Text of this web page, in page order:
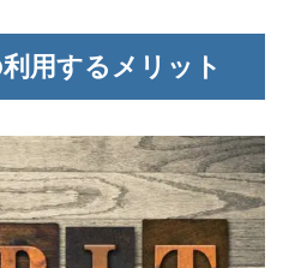
用するメリット